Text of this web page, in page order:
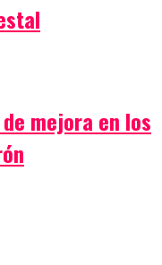
mejora en los